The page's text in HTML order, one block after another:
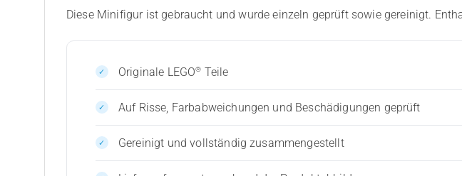
Diese Minifigur ist gebraucht und wurde einzeln geprüft sowie gereinigt.
Originale LEGO® Teile
Auf Risse, Farbabweichungen und Beschädigungen geprüft
Gereinigt und vollständig zusammengestellt